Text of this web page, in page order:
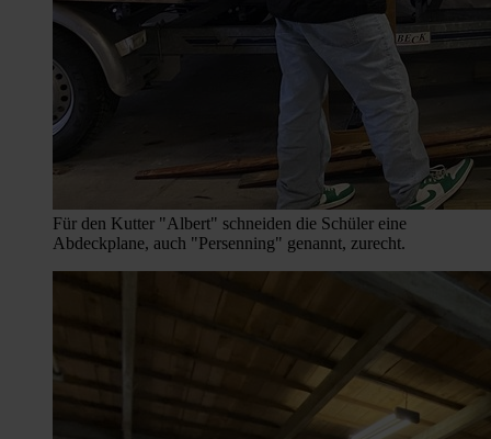
Für den Kutter "Albert" schneiden die Schüler eine
Abdeckplane, auch "Persenning" genannt, zurecht.